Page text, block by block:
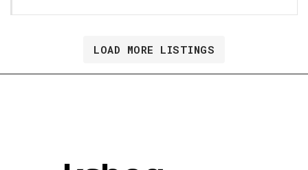
LOAD MORE LISTINGS